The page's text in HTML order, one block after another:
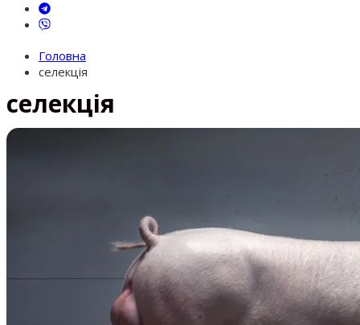
Головна
селекція
селекція